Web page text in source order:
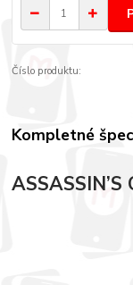
Číslo produktu:
Kompletné